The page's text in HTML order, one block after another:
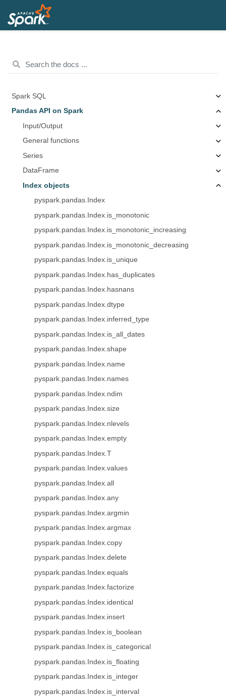
Spark SQL
Pandas API on Spark
Input/Output
General functions
Series
DataFrame
Index objects
pyspark.pandas.Index
pyspark.pandas.Index.is_monotonic
pyspark.pandas.Index.is_monotonic_increasing
pyspark.pandas.Index.is_monotonic_decreasing
pyspark.pandas.Index.is_unique
pyspark.pandas.Index.has_duplicates
pyspark.pandas.Index.hasnans
pyspark.pandas.Index.dtype
pyspark.pandas.Index.inferred_type
pyspark.pandas.Index.is_all_dates
pyspark.pandas.Index.shape
pyspark.pandas.Index.name
pyspark.pandas.Index.names
pyspark.pandas.Index.ndim
pyspark.pandas.Index.size
pyspark.pandas.Index.nlevels
pyspark.pandas.Index.empty
pyspark.pandas.Index.T
pyspark.pandas.Index.values
pyspark.pandas.Index.all
pyspark.pandas.Index.any
pyspark.pandas.Index.argmin
pyspark.pandas.Index.argmax
pyspark.pandas.Index.copy
pyspark.pandas.Index.delete
pyspark.pandas.Index.equals
pyspark.pandas.Index.factorize
pyspark.pandas.Index.identical
pyspark.pandas.Index.insert
pyspark.pandas.Index.is_boolean
pyspark.pandas.Index.is_categorical
pyspark.pandas.Index.is_floating
pyspark.pandas.Index.is_integer
pyspark.pandas.Index.is_interval